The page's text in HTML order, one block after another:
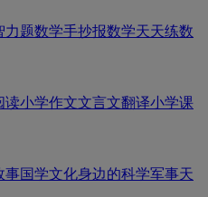
力题数学手抄报数学天天练数
读小学作文文言文翻译小学课
事国学文化身边的科学军事天